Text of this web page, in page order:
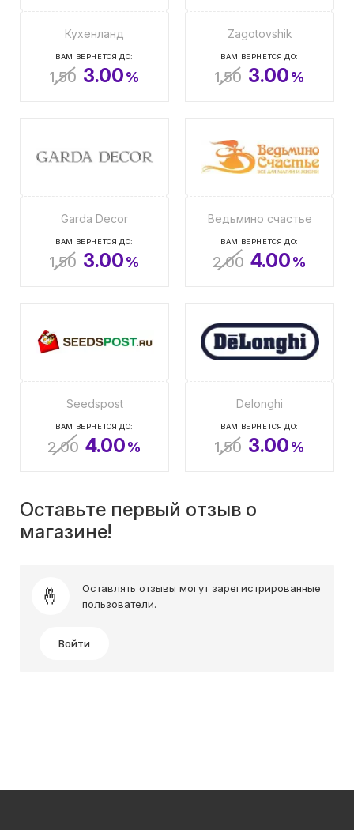
Кухенланд
ВАМ ВЕРНЕТСЯ ДО:
1.50 3.00%
Zagotovshik
ВАМ ВЕРНЕТСЯ ДО:
1.50 3.00%
Garda Decor
ВАМ ВЕРНЕТСЯ ДО:
1.50 3.00%
Ведьмино счастье
ВАМ ВЕРНЕТСЯ ДО:
2.00 4.00%
Seedspost
ВАМ ВЕРНЕТСЯ ДО:
2.00 4.00%
Delonghi
ВАМ ВЕРНЕТСЯ ДО:
1.50 3.00%
Оставьте первый отзыв о
магазине!
Оставлять отзывы могут зарегистрированные
пользователи.
Войти